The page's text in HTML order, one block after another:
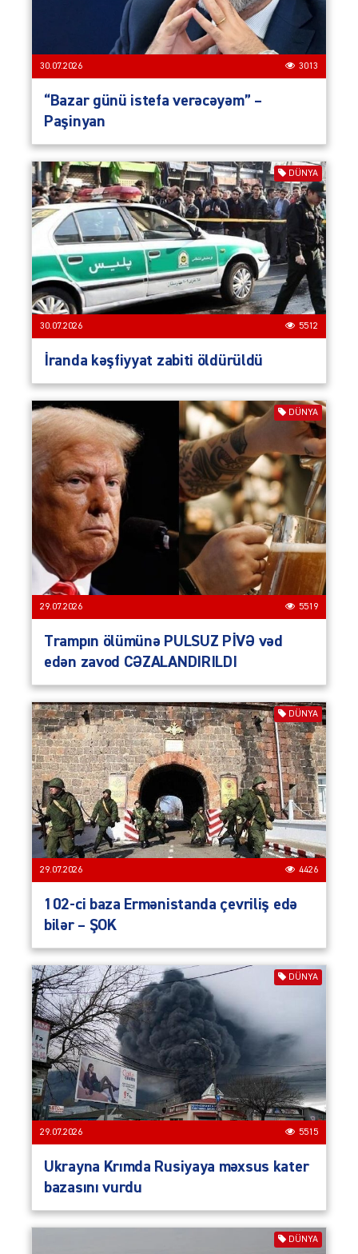
30.07.2026 3013
“Bazar günü istefa verəcəyəm” –
Paşinyan
DÜNYA
30.07.2026 5512
İranda kəşfiyyat zabiti öldürüldü
DÜNYA
29.07.2026 5519
Trampın ölümünə PULSUZ PİVƏ vəd
edən zavod CƏZALANDIRILDI
DÜNYA
29.07.2026 4426
102-ci baza Ermənistanda çevriliş edə
bilər – ŞOK
DÜNYA
29.07.2026 5515
Ukrayna Krımda Rusiyaya məxsus kater
bazasını vurdu
DÜNYA